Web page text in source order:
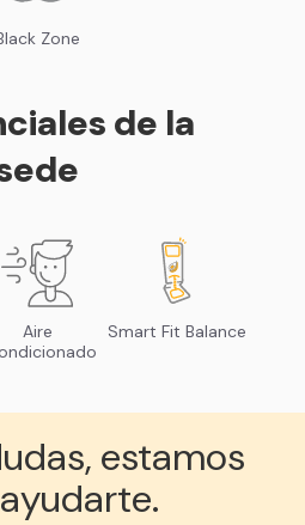
Zone
de la
Aire
Smart Fit Balance
estamos